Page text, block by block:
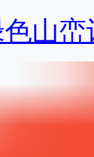
山